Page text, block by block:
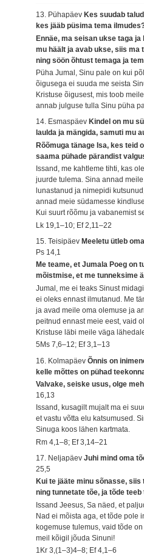
13. Pühapäev Kes suudab
kes jääb püsima tema
Ennäe, ma seisan ukse taga
mu häält ja avab ukse, siis ma
ning söön õhtust temaga ja
Püha Jumal, Sinu pale on kui
õigusega ei suuda me seista
Kristuse õigusest, mis toob
annab julguse tulla Sinu püha
14. Esmaspäev Kindel on mu
laulda ja mängida, samuti mu
Rõõmuga tänage Isa, kes teid
saama pühade pärandist
Issand, me kahtleme tihti, kas
juurde tulema. Sina annad
lunastanud ja nimepidi
annad meie südamesse
Kui suurt rõõmu ja vabanemist
Lk 19,1–10; Ef 2,11–22
15. Teisipäev Meeletu ütleb
Ps 14,1
Me teame, et Jumala Poeg on
mõistmise, et me tunneksime
Jumal, me ei teaks Sinust
ei oleks ennast ilmutanud. Me
ja avad meile oma olemuse ja
peitnud ennast meie eest, vaid
Kristuse läbi meile väga
5Ms 7,6–12; Ef 3,1–13
16. KolmapäevÕnnis on
kelle mõttes on pühad
Valvake, seiske usus, olge
16,13
Issand, kusagilt mujalt ma ei
et vastu võtta elu katsumused.
Sinuga koos lähen kartmata.
Rm 4,1–8; Ef 3,14–21
17. NeljapäevJuhi mind oma
25,5
Kui te jääte minu sõnasse,
ning tunnetate tõe, ja tõde
Issand Jeesus, Sa näed, et
Nad ei mõista aga, et tõde pole
kogemuse tulemus, vaid tõde
meil kõigil jõuda Sinuni!
1Kr 3,(1–3)4–8; Ef 4,1–6